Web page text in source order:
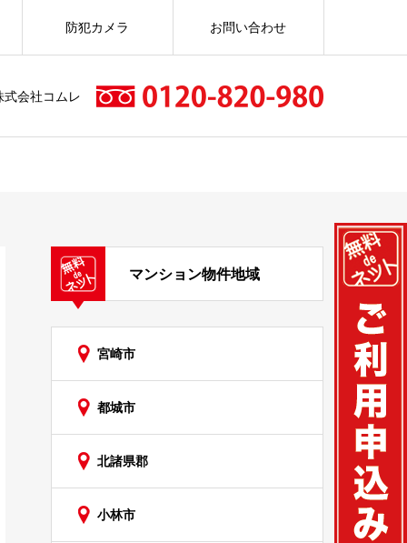
会社コムレ
防犯カメラ お問い合わせ
マンション物件地域
宮崎市
都城市
北諸県郡
小林市